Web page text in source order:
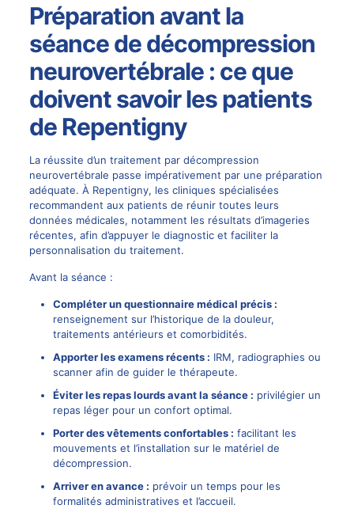
Préparation avant la
séance de décompression
neurovertébrale : ce que
doivent savoir les patients
de Repentigny
La réussite d’un traitement par décompression
neurovertébrale passe impérativement par une préparation
adéquate. À Repentigny, les cliniques spécialisées
recommandent aux patients de réunir toutes leurs
données médicales, notamment les résultats d’imageries
récentes, afin d’appuyer le diagnostic et faciliter la
personnalisation du traitement.
Avant la séance :
Compléter un questionnaire médical précis :
renseignement sur l’historique de la douleur,
traitements antérieurs et comorbidités.
Apporter les examens récents : IRM, radiographies ou
scanner afin de guider le thérapeute.
Éviter les repas lourds avant la séance : privilégier un
repas léger pour un confort optimal.
Porter des vêtements confortables : facilitant les
mouvements et l’installation sur le matériel de
décompression.
Arriver en avance : prévoir un temps pour les
formalités administratives et l’accueil.